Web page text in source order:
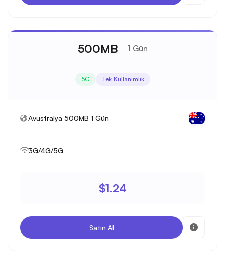
500MB 1 Gün
5G Tek Kullanımlık
Avustralya 500MB 1 Gün
3G/4G/5G
$1.24
Satın Al